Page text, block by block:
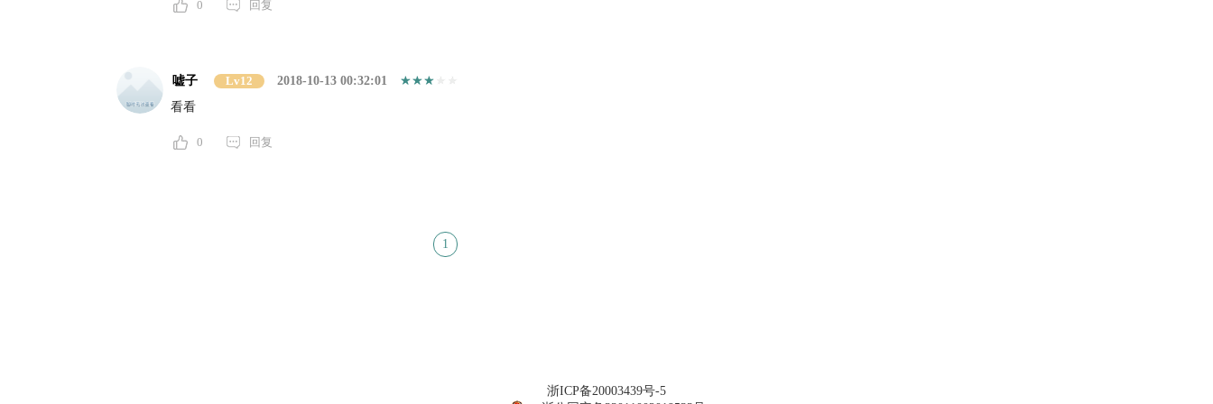
0 回复
嘘子 Lv12
2018-10-13 00:32:01
看看
0 回复
1
浙ICP备20003439号-5